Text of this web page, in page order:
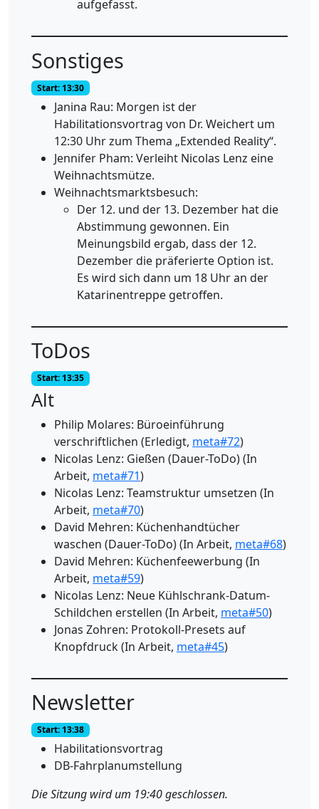
aufgefasst.
Sonstiges
Start: 13:30
Janina Rau: Morgen ist der
Habilitationsvortrag von Dr. Weichert um
12:30 Uhr zum Thema „Extended Reality“.
Jennifer Pham: Verleiht Nicolas Lenz eine
Weihnachtsmütze.
Weihnachtsmarktsbesuch:
Der 12. und der 13. Dezember hat die
Abstimmung gewonnen. Ein
Meinungsbild ergab, dass der 12.
Dezember die präferierte Option ist.
Es wird sich dann um 18 Uhr an der
Katarinentreppe getroffen.
ToDos
Start: 13:35
Alt
Philip Molares: Büroeinführung
verschriftlichen (Erledigt, meta#72)
Nicolas Lenz: Gießen (Dauer-ToDo) (In
Arbeit, meta#71)
Nicolas Lenz: Teamstruktur umsetzen (In
Arbeit, meta#70)
David Mehren: Küchenhandtücher
waschen (Dauer-ToDo) (In Arbeit, meta#68)
David Mehren: Küchenfeewerbung (In
Arbeit, meta#59)
Nicolas Lenz: Neue Kühlschrank-Datum-
Schildchen erstellen (In Arbeit, meta#50)
Jonas Zohren: Protokoll-Presets auf
Knopfdruck (In Arbeit, meta#45)
Newsletter
Start: 13:38
Habilitationsvortrag
DB-Fahrplanumstellung
Die Sitzung wird um 19:40 geschlossen.